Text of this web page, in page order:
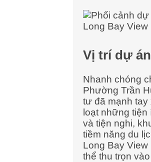
Vị trí dự
Nhanh chóng
Phường Trần
tư đã mạnh
loạt những
và tiện nghi,
tiềm năng du
Long Bay
thể thu trọn